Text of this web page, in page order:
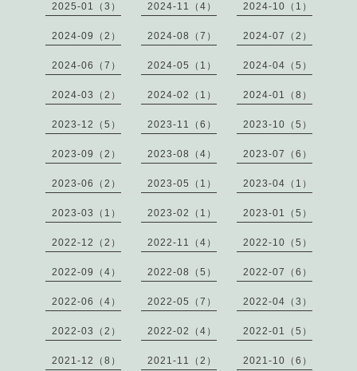
2025-01（3） 2024-11（4） 2024-10（1）
2024-09（2） 2024-08（7） 2024-07（2）
2024-06（7） 2024-05（1） 2024-04（5）
2024-03（2） 2024-02（1） 2024-01（8）
2023-12（5） 2023-11（6） 2023-10（5）
2023-09（2） 2023-08（4） 2023-07（6）
2023-06（2） 2023-05（1） 2023-04（1）
2023-03（1） 2023-02（1） 2023-01（5）
2022-12（2） 2022-11（4） 2022-10（5）
2022-09（4） 2022-08（5） 2022-07（6）
2022-06（4） 2022-05（7） 2022-04（3）
2022-03（2） 2022-02（4） 2022-01（5）
2021-12（8） 2021-11（2） 2021-10（6）